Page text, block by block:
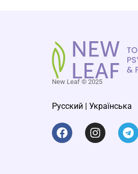
New Leaf © 2025
Русский | Українська